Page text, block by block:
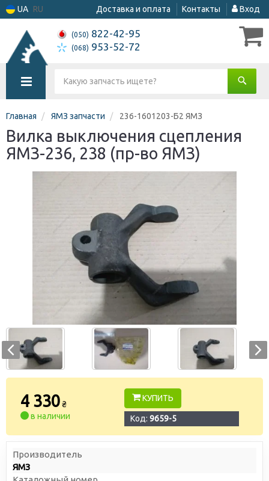
UA RU Доставка и оплата Контакты Вход
(050) 822-42-95
(068) 953-52-72
Главная ЯМЗ запчасти 236-1601203-Б2 ЯМЗ
Вилка выключения сцепления
ЯМЗ-236, 238 (пр-во ЯМЗ)
4 330₴
в наличии
КУПИТЬ
Код: 9659-5
Производитель
ЯМЗ